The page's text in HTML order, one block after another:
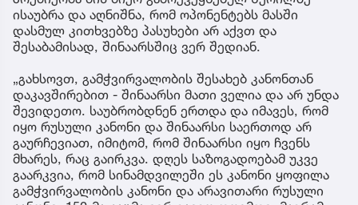
ისაუბრა და აღნიშნა, რომ ოპონენტებს მასში
დასმულ კითხვებზე პასუხები არ აქვთ და
შესაბამისად, შინაარსშიც ვერ შედიან.
„გახსოვთ, გამჭვირვალობის შესახებ კანონთან
დაკავშირებით - შინაარსი მათი ველია და არ უნდა
შევიდეთო. საუბრობდნენ ერთდა და იმავეს, რომ
იყო რუსული კანონი და შინაარსი საერთოდ არ
გაურჩევიათ, იმიტომ, რომ შინაარსი იყო ჩვენს
მხარეს, რაც გაირკვა. დღეს საზოგადოებამ უკვე
გაარკვია, რომ სინამდვილეში ეს კანონი ყოფილა
გამჭვირვალობის კანონი და არავითარი რუსული